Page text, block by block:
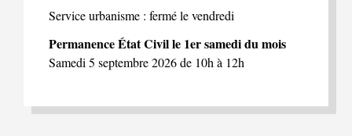
Service urbanisme : fermé le vendredi
Permanence État Civil le 1er samedi du mois
Samedi 5 septembre 2026 de 10h à 12h